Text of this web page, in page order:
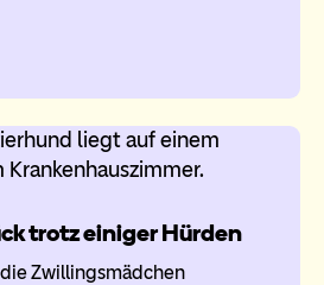
trotz einiger Hürden
Zwillingsmädchen